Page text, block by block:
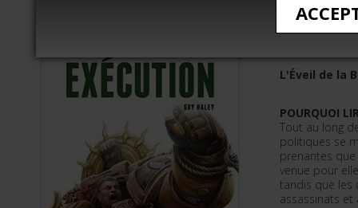
L'Éveil de la
POURQUOI
Tout au long
politiques se
prenantes
venue pour
tandis que les
assassinats